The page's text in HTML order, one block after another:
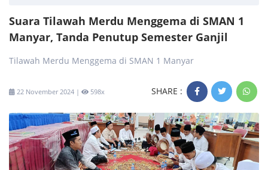
Suara Tilawah Merdu Menggema di SMAN 1
Manyar, Tanda Penutup Semester Ganjil
Tilawah Merdu Menggema di SMAN 1 Manyar
22 November 2024 | 598x SHARE :